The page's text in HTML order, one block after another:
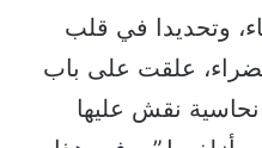
وتحديدا في قلب
علقت على باب
نقش عليها